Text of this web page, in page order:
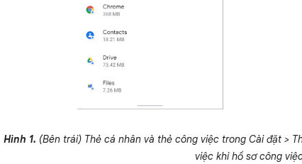
Hình 1. (Bên trái) Thẻ cá nhân và thẻ công việc trong Cài đặt >
việc khi hồ sơ công